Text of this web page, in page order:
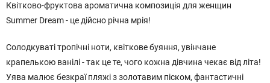
Квітково-фруктова ароматична композиція для женщин
Summer Dream - це дійсно річна мрія!
Солодкуваті тропічні ноти, квіткове буяння, увінчане
крапелькою ванілі - так це те, чого кожна дівчина чекає від літа!
Уява малює безкраї пляжі з золотавим піском, фантастичні